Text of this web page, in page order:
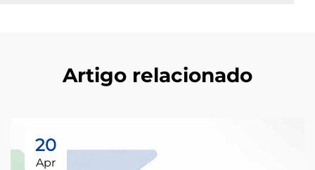
Artigo relacionado
20
Apr